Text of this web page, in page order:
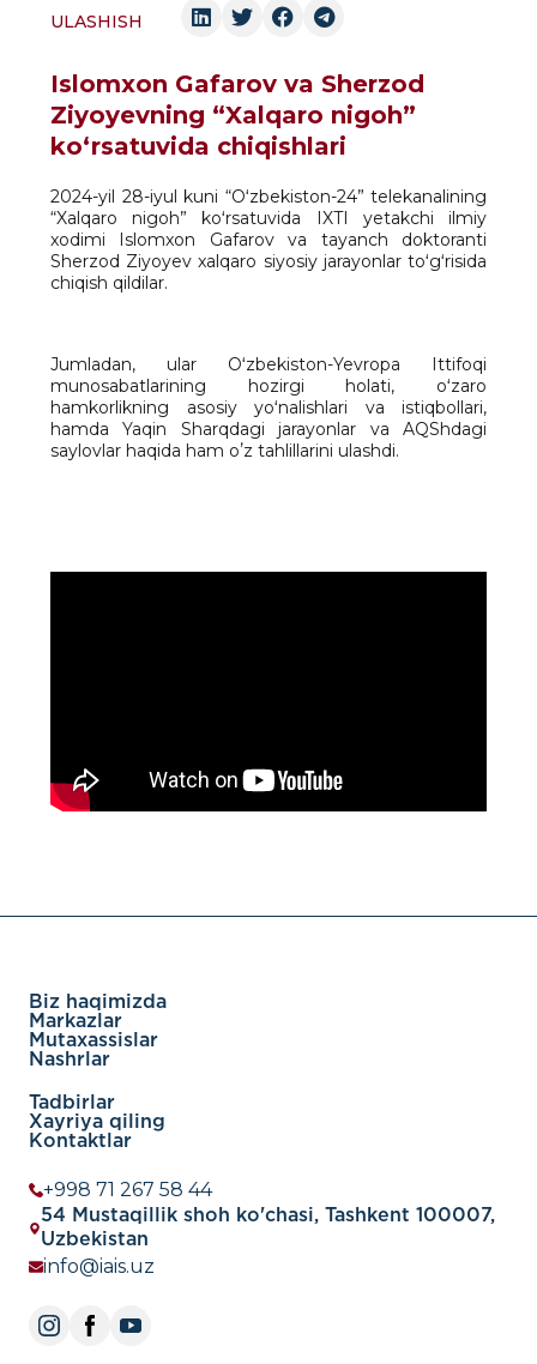
ULASHISH
Islomxon Gafarov va Sherzod
Ziyoyevning “Xalqaro nigoh”
koʻrsatuvida chiqishlari
2024-yil 28-iyul kuni “Oʻzbekiston-24” telekanalining
“Xalqaro nigoh” koʻrsatuvida IXTI yetakchi ilmiy
xodimi Islomxon Gafarov va tayanch doktoranti
Sherzod Ziyoyev xalqaro siyosiy jarayonlar toʻgʻrisida
chiqish qildilar.
Jumladan, ular Oʻzbekiston-Yevropa Ittifoqi
munosabatlarining hozirgi holati, oʻzaro
hamkorlikning asosiy yoʻnalishlari va istiqbollari,
hamda Yaqin Sharqdagi jarayonlar va AQShdagi
saylovlar haqida ham oʼz tahlillarini ulashdi.
Biz haqimizda
Markazlar
Mutaxassislar
Nashrlar
Tadbirlar
Xayriya qiling
Kontaktlar
+998 71 267 58 44
54 Mustaqillik shoh ko'chasi, Tashkent 100007,
Uzbekistan
info@iais.uz